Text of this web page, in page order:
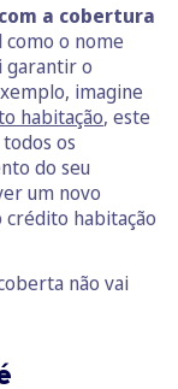
a cobertura
como o nome
garantir o
imagine
habitação, este
os
do seu
um novo
crédito habitação
não vai